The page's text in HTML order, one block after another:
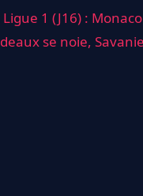
Ligue 1 (J16) :
se noie,